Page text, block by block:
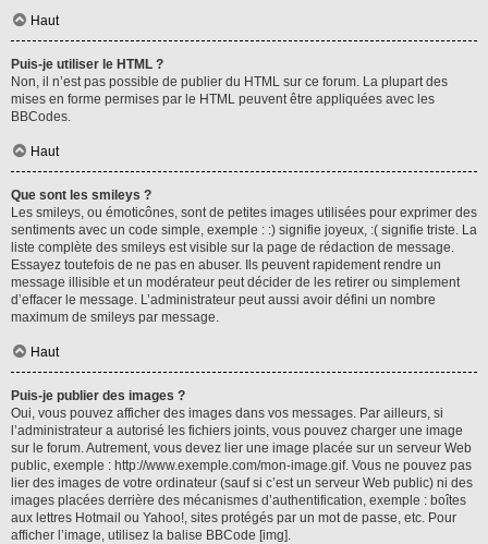
Haut
Puis-je utiliser le HTML ?
Non, il n’est pas possible de publier du HTML sur ce forum. La plupart des
mises en forme permises par le HTML peuvent être appliquées avec les
BBCodes.
Haut
Que sont les smileys ?
Les smileys, ou émoticônes, sont de petites images utilisées pour exprimer des
sentiments avec un code simple, exemple : :) signifie joyeux, :( signifie triste. La
liste complète des smileys est visible sur la page de rédaction de message.
Essayez toutefois de ne pas en abuser. Ils peuvent rapidement rendre un
message illisible et un modérateur peut décider de les retirer ou simplement
d’effacer le message. L’administrateur peut aussi avoir défini un nombre
maximum de smileys par message.
Haut
Puis-je publier des images ?
Oui, vous pouvez afficher des images dans vos messages. Par ailleurs, si
l’administrateur a autorisé les fichiers joints, vous pouvez charger une image
sur le forum. Autrement, vous devez lier une image placée sur un serveur Web
public, exemple : http://www.exemple.com/mon-image.gif. Vous ne pouvez pas
lier des images de votre ordinateur (sauf si c’est un serveur Web public) ni des
images placées derrière des mécanismes d’authentification, exemple : boîtes
aux lettres Hotmail ou Yahoo!, sites protégés par un mot de passe, etc. Pour
afficher l’image, utilisez la balise BBCode [img].